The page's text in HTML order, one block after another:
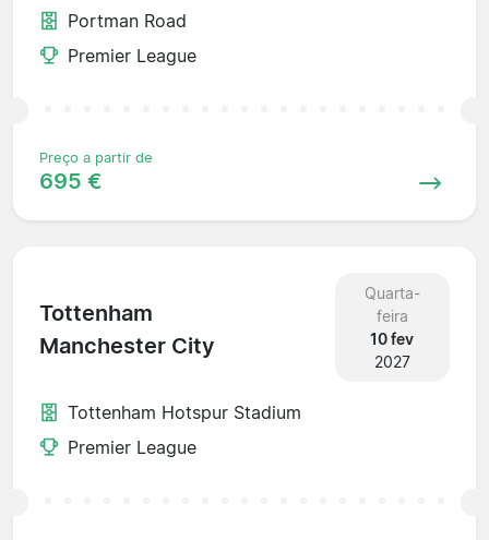
Portman Road
Premier League
Preço a partir de
695 €
Tottenham
Manchester City
Quarta-
feira
10 fev
2027
Tottenham Hotspur Stadium
Premier League